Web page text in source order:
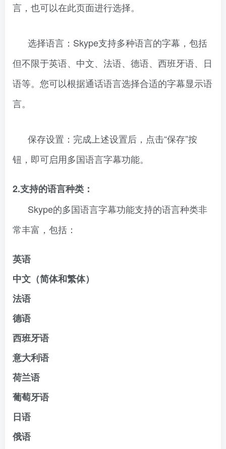
言，也可以在此页面进行选择。
选择语言：Skype支持多种语言的字幕，包括
但不限于英语、中文、法语、德语、西班牙语、日
语等。您可以根据通话语言选择合适的字幕显示语
言。
保存设置：完成上述设置后，点击“保存”按
钮，即可启用多国语言字幕功能。
2.支持的语言种类：
Skype的多国语言字幕功能支持的语言种类非
常丰富，包括：
英语
中文（简体和繁体）
法语
德语
西班牙语
意大利语
荷兰语
葡萄牙语
日语
俄语